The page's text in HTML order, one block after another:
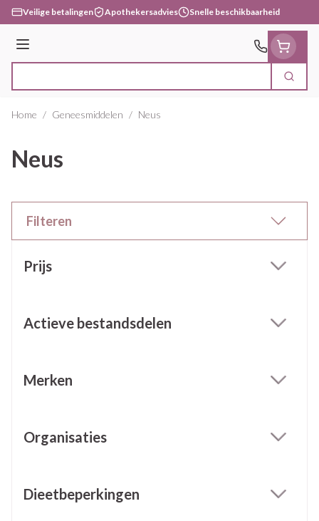
Ga naar de inhoud
Veilige betalingen Apothekersadvies Snelle beschikbaarheid
Menu
Zoek
Home / Geneesmiddelen / Neus
Neus
Filteren
Prijs
Actieve bestandsdelen
Merken
Organisaties
Dieetbeperkingen